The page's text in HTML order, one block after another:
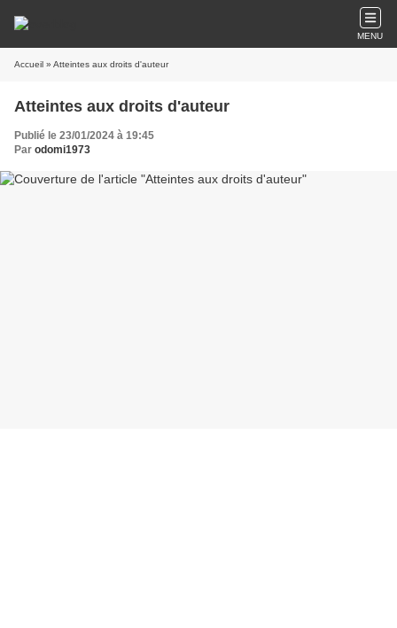
MENU
Accueil » Atteintes aux droits d'auteur
Atteintes aux droits d'auteur
Publié le 23/01/2024 à 19:45
Par odomi1973